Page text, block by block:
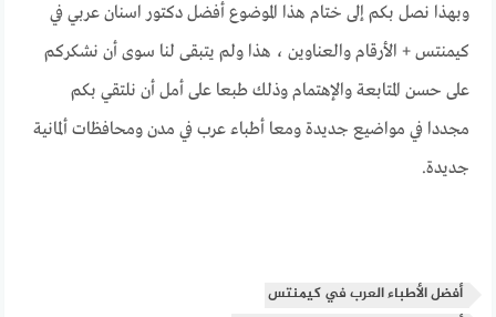
وبهذا نصل بكم إلى ختام هذا الموضوع أفضل دكتور اسنان عربي في
كيمنتس + الأرقام والعناوين ، هذا ولم يتبقى لنا سوى أن نشكركم
على حسن المتابعة والإهتمام وذلك طبعا على أمل أن نلتقي بكم
مجددا في مواضيع جديدة ومعا أطباء عرب في مدن ومحافظات ألمانية
جديدة.
أفضل الأطباء العرب في كيمنتس